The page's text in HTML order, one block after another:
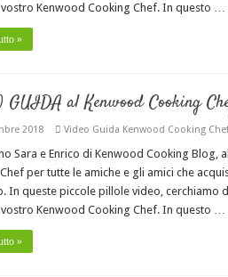
Kenwood Cooking Chef. In questo …
»
GUIDA al Kenwood Cooking
2018 Video Guida Kenwood Cooking Chef
Sara e Enrico di Kenwood Cooking Blog,
per tutte le amiche e gli amici che
In queste piccole pillole video, cerchiamo
Kenwood Cooking Chef. In questo …
»